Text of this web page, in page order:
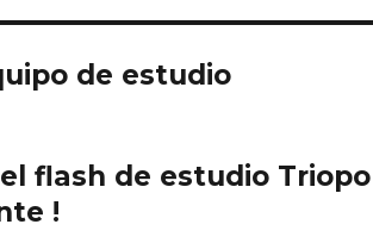
de estudio
flash de estudio
!